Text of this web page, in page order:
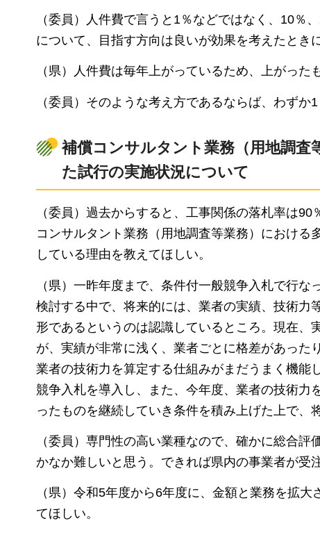
（委員）人件費で言うと1％などではなく、10％
について、目指す方向は良いが効果を考えたとき
（県）人件費は毎年上がっているため、上がった
（委員）そのような考え方であるならば、わずか
補償コンサルタント業務（用地調査
た試行の実施状況について
（委員）過去からすると、工事関係の落札率は
コンサルタント業務（用地調査等業務）における
している理由を教えてほしい。
（県）一昨年度まで、条件付一般競争入札で行
検討する中で、将来的には、業者の実績、技術力
形であるというのは認識しているところ。現在、
が、実績が非常に浅く、業者ごとに格差があった
業者の技術力を算定する仕組みがまだうまく機能
競争入札を導入し、また、今年度、業者の技術力
ったものを継続していき条件を積み上げた上で、
（委員）専門性の高い業種なので、確かに総合
かなか難しいと思う。できれば県内の事業者が受
（県）令和5年度から6年度に、金額と業務を拡
てほしい。